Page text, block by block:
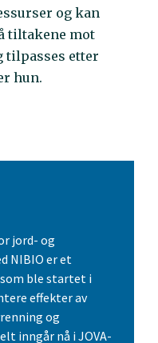
og kan
tiltakene mot
tilpasses etter
hun.
jord- og
NIBIO er et
ble startet i
effekter av
og
inngår nå i JOVA-